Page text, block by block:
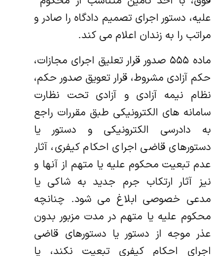
علیه، دستور اجرای تصمیم دادگاه را صادر و
مراتب را به زندان اعلام می کند.
ماده ۵۵۵ صدور قرار تعلیق اجرای مجازات،
حکم آزادی مشروط، قرار تعویق صدور حکم،
نظام نیمه آزادی و آزادی تحت نظارت
سامانه‏ های الکترونیکی طبق مقررات راجع
به دادرسی الکترونیکی و دستور یا
دستورهای قاضی اجرای احکام کیفری، آثار
عدم تبعیت محکوم علیه یا متهم از آنها و
نیز آثار ارتکاب جرم جدید به شاکی یا
مدعی خصوصی ابلاغ می شود. چنانچه
محکوم علیه یا متهم در مدت مزبور بدون
عذر موجه از دستور یا دستورهای قاضی
اجرای احکام کیفری تبعیت نکند، یا